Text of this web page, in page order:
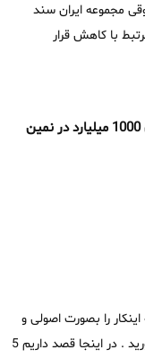
مجموعه ایران سند
با کاهش قرار
را بصورت اصولی و
قانونی انجام دهید که در آینده به مشکل بر نخورید . در اینجا قصد داریم 5